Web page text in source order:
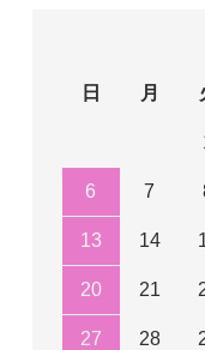
日
月
6 7
13 14
20 21
27 28